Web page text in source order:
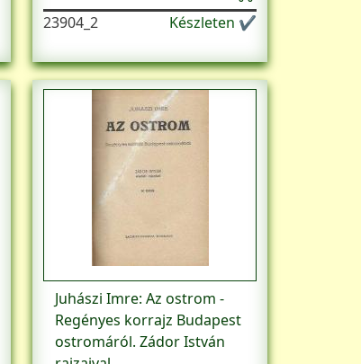
23904_2 Készleten ✔
Juhászi Imre: Az ostrom -
Regényes korrajz Budapest
ostromáról. Zádor István